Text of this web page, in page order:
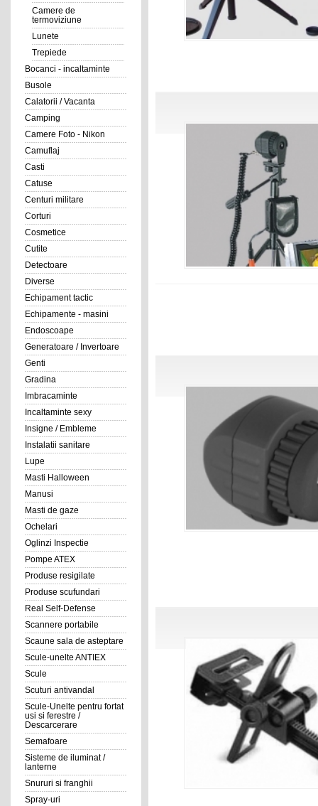
Camere de
termoviziune
Lunete
Trepiede
Bocanci - incaltaminte
Busole
Calatorii / Vacanta
Camping
Camere Foto - Nikon
Camuflaj
Casti
Catuse
Centuri militare
Corturi
Cosmetice
Cutite
Detectoare
Diverse
Echipament tactic
Echipamente - masini
Endoscoape
Generatoare / Invertoare
Genti
Gradina
Imbracaminte
Incaltaminte sexy
Insigne / Embleme
Instalatii sanitare
Lupe
Masti Halloween
Manusi
Masti de gaze
Ochelari
Oglinzi Inspectie
Pompe ATEX
Produse resigilate
Produse scufundari
Real Self-Defense
Scannere portabile
Scaune sala de asteptare
Scule-unelte ANTIEX
Scule
Scuturi antivandal
Scule-Unelte pentru fortat
usi si ferestre /
Descarcerare
Semafoare
Sisteme de iluminat /
lanterne
Snururi si franghii
Spray-uri